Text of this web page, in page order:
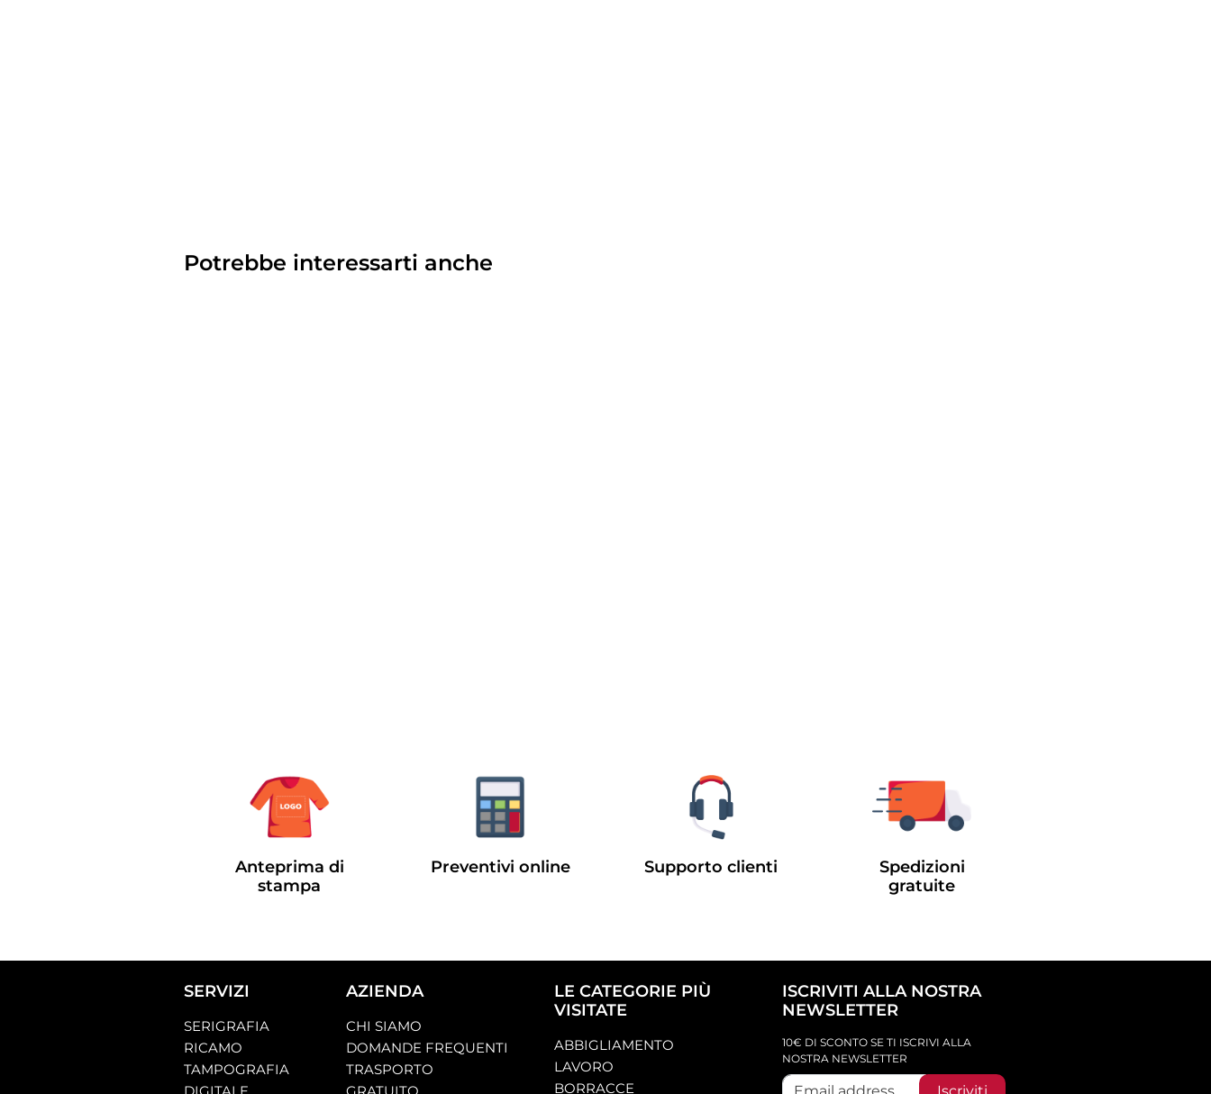
Potrebbe interessarti anche
Anteprima di
stampa
Preventivi online Supporto clienti
Spedizioni
gratuite
SERVIZI
SERIGRAFIA
RICAMO
TAMPOGRAFIA
AZIENDA
CHI SIAMO
DOMANDE FREQUENTI
TRASPORTO
LE CATEGORIE PIÙ
VISITATE
ABBIGLIAMENTO
LAVORO
BORRACCE
ISCRIVITI ALLA NOSTRA
NEWSLETTER
10€ DI SCONTO SE TI ISCRIVI ALLA
NOSTRA NEWSLETTER